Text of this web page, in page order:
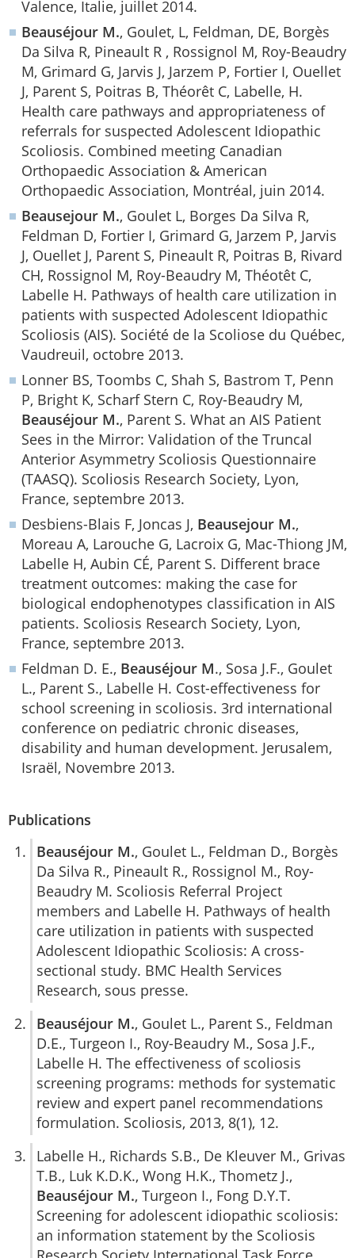
Valence, Italie, juillet 2014.
Beauséjour M., Goulet, L, Feldman, DE, Borgès
Da Silva R, Pineault R , Rossignol M, Roy-Beaudry
M, Grimard G, Jarvis J, Jarzem P, Fortier I, Ouellet
J, Parent S, Poitras B, Théorêt C, Labelle, H.
Health care pathways and appropriateness of
referrals for suspected Adolescent Idiopathic
Scoliosis. Combined meeting Canadian
Orthopaedic Association & American
Orthopaedic Association, Montréal, juin 2014.
Beausejour M., Goulet L, Borges Da Silva R,
Feldman D, Fortier I, Grimard G, Jarzem P, Jarvis
J, Ouellet J, Parent S, Pineault R, Poitras B, Rivard
CH, Rossignol M, Roy-Beaudry M, Théotêt C,
Labelle H. Pathways of health care utilization in
patients with suspected Adolescent Idiopathic
Scoliosis (AIS). Société de la Scoliose du Québec,
Vaudreuil, octobre 2013.
Lonner BS, Toombs C, Shah S, Bastrom T, Penn
P, Bright K, Scharf Stern C, Roy-Beaudry M,
Beauséjour M., Parent S. What an AIS Patient
Sees in the Mirror: Validation of the Truncal
Anterior Asymmetry Scoliosis Questionnaire
(TAASQ). Scoliosis Research Society, Lyon,
France, septembre 2013.
Desbiens-Blais F, Joncas J, Beausejour M.,
Moreau A, Larouche G, Lacroix G, Mac-Thiong JM,
Labelle H, Aubin CÉ, Parent S. Different brace
treatment outcomes: making the case for
biological endophenotypes classification in AIS
patients. Scoliosis Research Society, Lyon,
France, septembre 2013.
Feldman D. E., Beauséjour M., Sosa J.F., Goulet
L., Parent S., Labelle H. Cost-effectiveness for
school screening in scoliosis. 3rd international
conference on pediatric chronic diseases,
disability and human development. Jerusalem,
Israël, Novembre 2013.
Publications
Beauséjour M., Goulet L., Feldman D., Borgès
Da Silva R., Pineault R., Rossignol M., Roy-
Beaudry M. Scoliosis Referral Project
members and Labelle H. Pathways of health
care utilization in patients with suspected
Adolescent Idiopathic Scoliosis: A cross-
sectional study. BMC Health Services
Research, sous presse.
Beauséjour M., Goulet L., Parent S., Feldman
D.E., Turgeon I., Roy-Beaudry M., Sosa J.F.,
Labelle H. The effectiveness of scoliosis
screening programs: methods for systematic
review and expert panel recommendations
formulation. Scoliosis, 2013, 8(1), 12.
Labelle H., Richards S.B., De Kleuver M., Grivas
T.B., Luk K.D.K., Wong H.K., Thometz J.,
Beauséjour M., Turgeon I., Fong D.Y.T.
Screening for adolescent idiopathic scoliosis:
an information statement by the Scoliosis